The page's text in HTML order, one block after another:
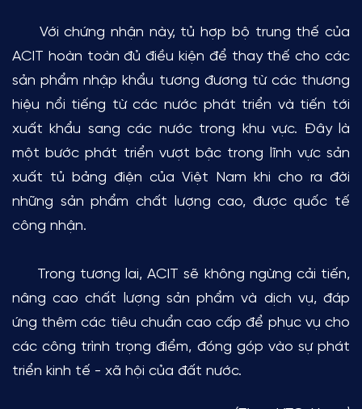
Với chứng nhận này, tủ hợp bộ trung thế của
ACIT hoàn toàn đủ điều kiện để thay thế cho các
sản phẩm nhập khẩu tương đương từ các thương
hiệu nổi tiếng từ các nước phát triển và tiến tới
xuất khẩu sang các nước trong khu vực. Đây là
một bước phát triển vượt bậc trong lĩnh vực sản
xuất tủ bảng điện của Việt Nam khi cho ra đời
những sản phẩm chất lượng cao, được quốc tế
công nhận.
Trong tương lai, ACIT sẽ không ngừng cải tiến,
nâng cao chất lượng sản phẩm và dịch vụ, đáp
ứng thêm các tiêu chuẩn cao cấp để phục vụ cho
các công trình trọng điểm, đóng góp vào sự phát
triển kinh tế - xã hội của đất nước.